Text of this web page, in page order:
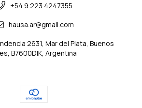
+54 9 223 4247355
hausa.ar@gmail.com
2631, Mar del Plata, Buenos
B7600DIK, Argentina